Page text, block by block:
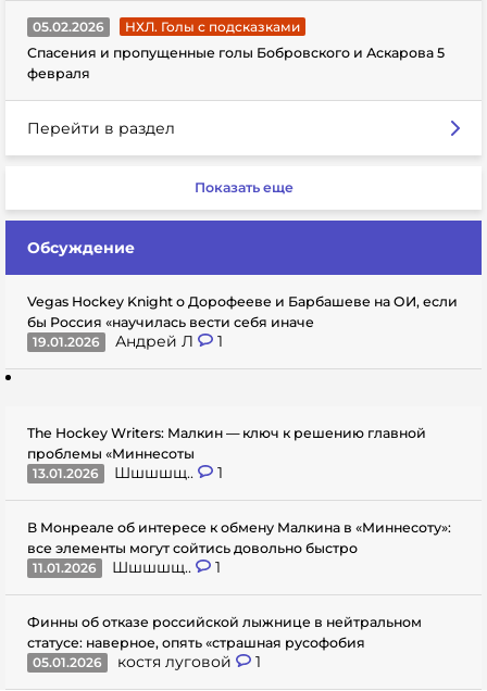
05.02.2026
НХЛ. Голы с подсказками
Спасения и пропущенные голы Бобровского и Аскарова 5
февраля
Перейти в раздел
Показать еще
Обсуждение
Vegas Hockey Knight о Дорофееве и Барбашеве на ОИ, если
бы Россия «научилась вести себя иначе
19.01.2026
Андрей Л 1
The Hockey Writers: Малкин — ключ к решению главной
проблемы «Миннесоты
13.01.2026
Шшшшщ.. 1
В Монреале об интересе к обмену Малкина в «Миннесоту»:
все элементы могут сойтись довольно быстро
11.01.2026
Шшшшщ.. 1
Финны об отказе российской лыжнице в нейтральном
статусе: наверное, опять «страшная русофобия
05.01.2026
костя луговой 1